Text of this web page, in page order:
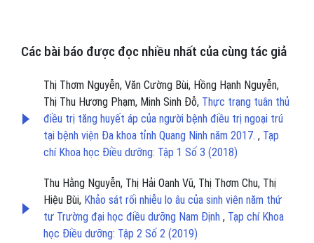
Các bài báo được đọc nhiều nhất của cùng tác giả
Thị Thơm Nguyễn, Văn Cường Bùi, Hồng Hạnh Nguyễn,
Thị Thu Hương Phạm, Minh Sinh Đỗ, Thực trạng tuân thủ
điều trị tăng huyết áp của người bệnh điều trị ngoại trú
tại bệnh viện Đa khoa tỉnh Quang Ninh năm 2017. , Tạp
chí Khoa học Điều dưỡng: Tập 1 Số 3 (2018)
Thu Hằng Nguyễn, Thị Hải Oanh Vũ, Thị Thơm Chu, Thị
Hiệu Bùi, Khảo sát rối nhiễu lo âu của sinh viên năm thứ
tư Trường đại học điều dưỡng Nam Định , Tạp chí Khoa
học Điều dưỡng: Tập 2 Số 2 (2019)